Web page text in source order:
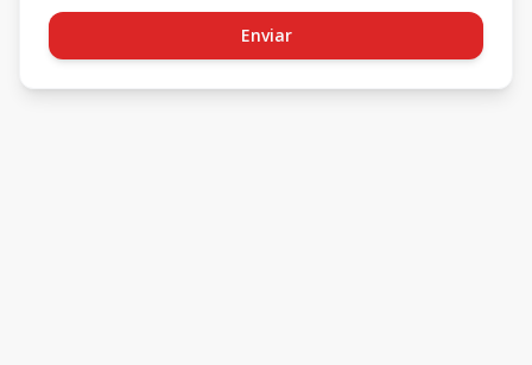
Enviar